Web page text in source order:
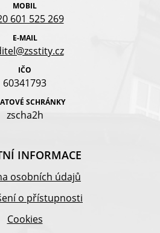
MOBIL
601 525 269
E-MAIL
IČO
60341793
SCHRÁNKY
zscha2h
INFORMACE
osobních údajů
o přístupnosti
Cookies